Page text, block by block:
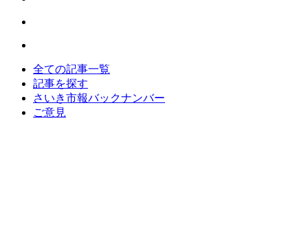
全ての記事一覧
記事を探す
さいき市報バックナンバー
ご意見